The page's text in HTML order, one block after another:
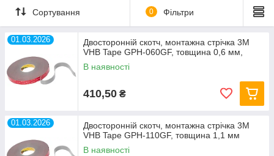
Сортування 0 Фільтри
01.03.2026
Двосторонній скотч, монтажна стрічка 3M
VHB Tape GPH-060GF, товщина 0,6 мм,
В наявності
410,50 ₴
01.03.2026
Двосторонній скотч, монтажна стрічка 3M
VHB Tape GPH-110GF, товщина 1,1 мм
В наявності